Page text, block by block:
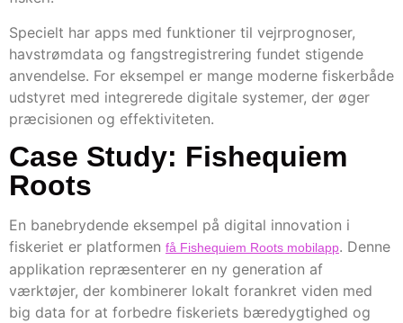
Specielt har apps med funktioner til vejrprognoser,
havstrømdata og fangstregistrering fundet stigende
anvendelse. For eksempel er mange moderne fiskerbåde
udstyret med integrerede digitale systemer, der øger
præcisionen og effektiviteten.
Case Study: Fishequiem
Roots
En banebrydende eksempel på digital innovation i
fiskeriet er platformen få Fishequiem Roots mobilapp. Denne
applikation repræsenterer en ny generation af
værktøjer, der kombinerer lokalt forankret viden med
big data for at forbedre fiskeriets bæredygtighed og